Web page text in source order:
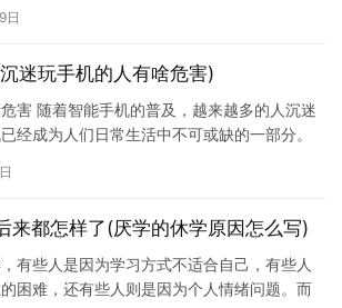
日
迷玩手机的人有啥危害)
害 随着智能手机的普及，越来越多的人沉迷
经成为人们日常生活中不可或缺的一部分。
来都怎样了(厌学的休学原因怎么写)
有些人是因为学习方式不适合自己，有些人
困难，还有些人则是因为个人情绪问题。而